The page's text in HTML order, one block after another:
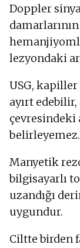
Doppler
lezyondaki
USG,
ayırt
belirleyemez.
Manyetik
bilgisayarlı
uzandığı
uygundur.
Ciltte birden